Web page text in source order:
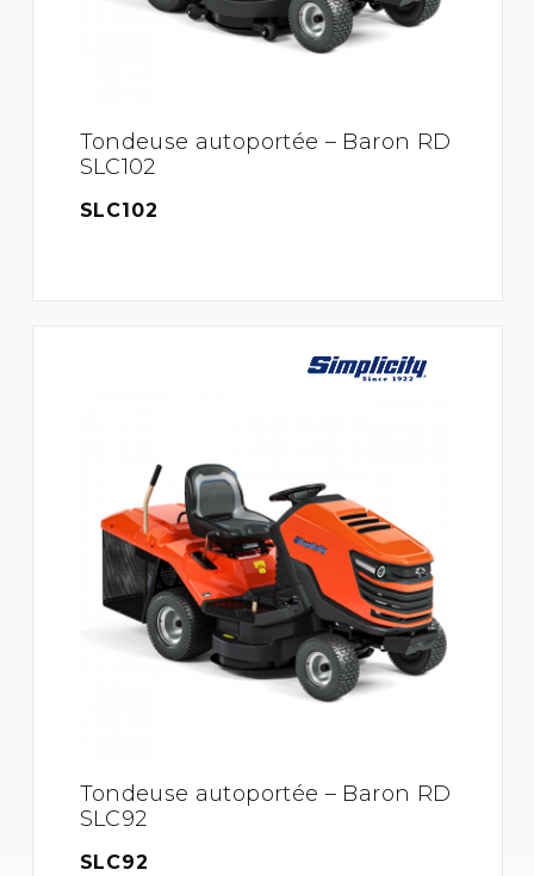
Tondeuse autoportée – Baron RD
SLC102
SLC102
Tondeuse autoportée – Baron RD
SLC92
SLC92